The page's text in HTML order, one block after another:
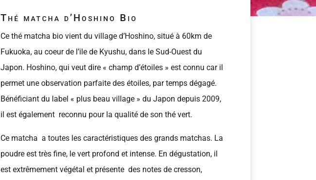
Thé matcha d’Hoshino Bio
Ce thé matcha bio vient du village d’Hoshino, situé à 60km de
Fukuoka, au coeur de l’ile de Kyushu, dans le Sud-Ouest du
Japon. Hoshino, qui veut dire « champ d’étoiles » est connu car il
permet une observation parfaite des étoiles, par temps dégagé.
Bénéficiant du label « plus beau village » du Japon depuis 2009,
il est également reconnu pour la qualité de son thé vert.
Ce matcha a toutes les caractéristiques des grands matchas. La
poudre est très fine, le vert profond et intense. En dégustation, il
est extrêmement végétal et présente des notes de cresson,